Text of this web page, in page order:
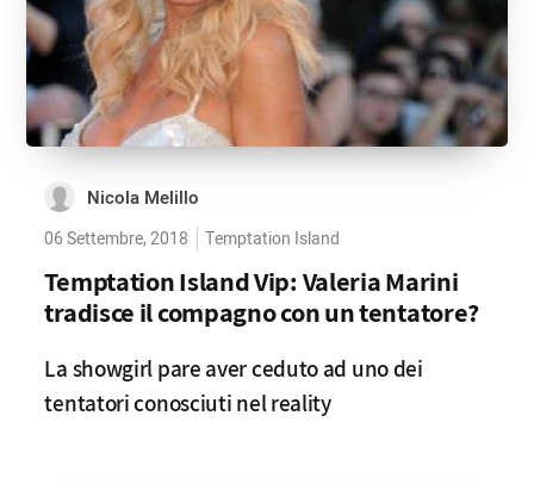
Nicola Melillo
06 Settembre, 2018 Temptation Island
Temptation Island Vip: Valeria Marini
tradisce il compagno con un tentatore?
La showgirl pare aver ceduto ad uno dei
tentatori conosciuti nel reality